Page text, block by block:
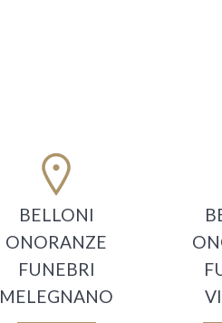
BELLONI
ONORANZE
FUNEBRI
MELEGNANO